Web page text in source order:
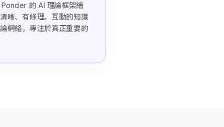
的 AI 理論框架繪
晰、有條理、互動的知識
網絡，專注於真正重要的